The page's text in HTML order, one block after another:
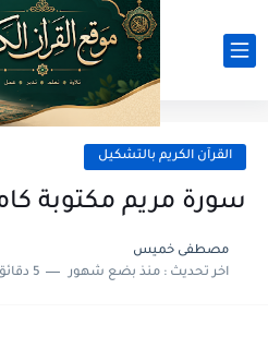
القرآن الكريم بالتشكيل
سورة مريم مكتوبة
مصطفى خميس
اخر تحديث :منذ بضع شهور 5 دقائق للقراءة